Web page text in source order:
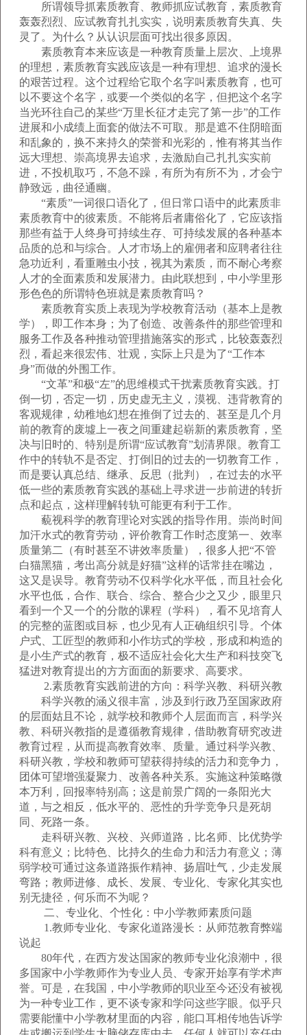
所谓领导抓素质教育、教师抓应试教育，素质教育
轰轰烈烈、应试教育扎扎实实，说明素质教育失真、失
灵了。为什么？从认识层面可找出很多原因。
素质教育本来应该是一种教育质量上层次、上境界
的理想，素质教育实践应该是一种有理想、追求的漫长
的艰苦过程。这个过程给它取个名字叫素质教育，也可
以不要这个名字，或要一个类似的名字，但把这个名字
当光环往自己的某些“万里长征才走完了第一步”的工作
进展和小成绩上面套的做法不可取。那是遮不住阴暗面
和乱象的，换不来持久的荣誉和光彩的，惟有将其当作
远大理想、崇高境界去追求，去激励自己扎扎实实前
进，不投机取巧，不急不躁，有所为有所不为，才会宁
静致远，曲径通幽。
“素质”一词很口语化了，但日常口语中的此素质非
素质教育中的彼素质。不能将后者庸俗化了，它应该指
那些有益于人终身可持续生存、可持续发展的各种基本
品质的总和与综合。人才市场上的雇佣者和应聘者往往
急功近利，看重雕虫小技，视其为素质，而不耐心考察
人才的全面素质和发展潜力。由此联想到，中小学里形
形色色的所谓特色班就是素质教育吗？
素质教育实质上表现为学校教育活动（基本上是教
学），即工作本身；为了创造、改善条件的那些管理和
服务工作及各种推动管理措施落实的形式，比较轰轰烈
烈，看起来很宏伟、壮观，实际上只是为了“工作本
身”而做的外围工作。
“文革”和极“左”的思维模式干扰素质教育实践。打
倒一切，否定一切，历史虚无主义，漠视、违背教育的
客观规律，幼稚地幻想在推倒了过去的、甚至是几个月
前的教育的废墟上一夜之间重建起崭新的素质教育，坚
决与旧时的、特别是所谓“应试教育”划清界限。教育工
作中的转轨不是否定、打倒旧的过去的一切教育工作，
而是要认真总结、继承、反思（批判），在过去的水平
低一些的素质教育实践的基础上寻求进一步前进的转折
点和起点，这样理解转轨可能更有利于工作。
藐视科学的教育理论对实践的指导作用。崇尚时间
加汗水式的教育劳动，评价教育工作时态度第一、效率
质量第二（有时甚至不讲效率质量），很多人把“不管
白猫黑猫，考出高分就是好猫”这样的话常挂在嘴边，
这又是误导。教育劳动不仅科学化水平低，而且社会化
水平也低，合作、联合、综合、整合少之又少，眼里只
看到一个又一个的分散的课程（学科），看不见培育人
的完整的蓝图或目标，也少见有人正确组织引导。个体
户式、工匠型的教师和小作坊式的学校，形成和构造的
是小生产式的教育，极不适应社会化大生产和科技突飞
猛进对教育提出的方方面面的新要求、高要求。
2.素质教育实践前进的方向：科学兴教、科研兴教
科学兴教的涵义很丰富，涉及到行政乃至国家政府
的层面姑且不论，就学校和教师个人层面而言，科学兴
教、科研兴教指的是遵循教育规律，借助教育研究改进
教育过程，从而提高教育效率、质量。通过科学兴教、
科研兴教，学校和教师可望获得持续的活力和竞争力，
团体可望增强凝聚力、改善各种关系。实施这种策略微
本万利，回报率特别高；这是前景广阔的一条阳光大
道，与之相反，低水平的、恶性的升学竞争只是死胡
同、死路一条。
走科研兴教、兴校、兴师道路，比名师、比优势学
科有意义；比特色、比持久的生命力和活力有意义；薄
弱学校可通过这条道路振作精神、扬眉吐气，少走发展
弯路；教师进修、成长、发展、专业化、专家化其实也
别无捷径，何乐而不为呢？
二、专业化、个性化：中小学教师素质问题
1.教师专业化、专家化道路漫长：从师范教育弊端
说起
80年代，在西方发达国家的教师专业化浪潮中，很
多国家中小学教师作为专业人员、专家开始享有学术声
誉。可是，在我国，中小学教师的职业至今还没有被视
为一种专业工作，更不谈专家和学问这些字眼。似乎只
需要能懂中小学教材里面的内容，能口耳相传地告诉学